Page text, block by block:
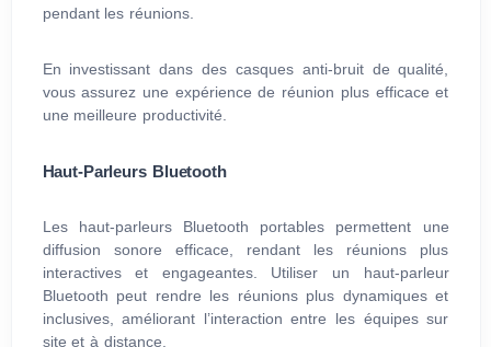
pendant les réunions.
En investissant dans des casques anti-bruit de qualité,
vous assurez une expérience de réunion plus efficace et
une meilleure productivité.
Haut-Parleurs Bluetooth
Les haut-parleurs Bluetooth portables permettent une
diffusion sonore efficace, rendant les réunions plus
interactives et engageantes. Utiliser un haut-parleur
Bluetooth peut rendre les réunions plus dynamiques et
inclusives, améliorant l’interaction entre les équipes sur
site et à distance.